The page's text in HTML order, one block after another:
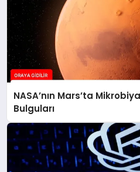
NASA’nın Mars’ta
Bulguları